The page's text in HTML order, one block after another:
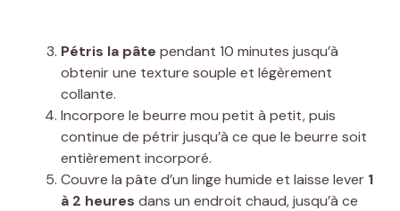
Pétris la pâte pendant 10 minutes jusqu’à
obtenir une texture souple et légèrement
collante.
Incorpore le beurre mou petit à petit, puis
continue de pétrir jusqu’à ce que le beurre soit
entièrement incorporé.
Couvre la pâte d’un linge humide et laisse lever 1
à 2 heures dans un endroit chaud, jusqu’à ce